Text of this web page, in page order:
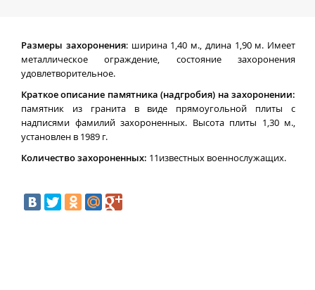
Размеры захоронения: ширина 1,40 м., длина 1,90 м. Имеет
металлическое ограждение, состояние захоронения
удовлетворительное.
Краткое описание памятника (надгробия) на захоронении:
памятник из гранита в виде прямоугольной плиты с
надписями фамилий захороненных. Высота плиты 1,30 м.,
установлен в 1989 г.
Количество захороненных: 11известных военнослужащих.